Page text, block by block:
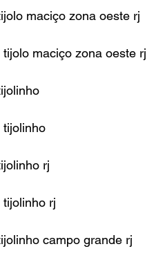
maciço zona oeste rj
maciço zona oeste rj
tijolinho
rj
rj
campo grande rj